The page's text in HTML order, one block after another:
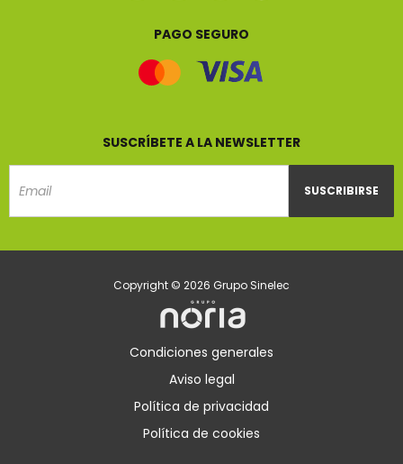
PAGO SEGURO
SUSCRÍBETE A LA NEWSLETTER
SUSCRIBIRSE
Copyright © 2026 Grupo Sinelec
Condiciones generales
Aviso legal
Política de privacidad
Política de cookies